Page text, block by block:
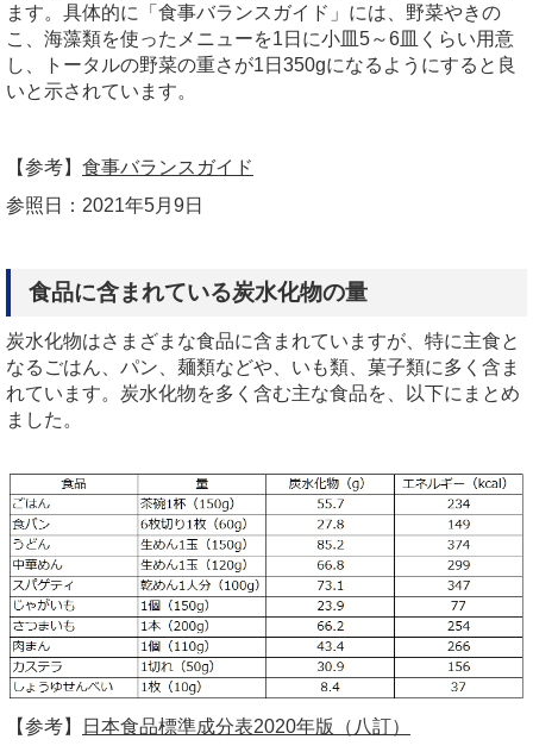
ます。具体的に「食事バランスガイド」には、野菜やきの
こ、海藻類を使ったメニューを1日に小皿5～6皿くらい用意
し、トータルの野菜の重さが1日350gになるようにすると良
いと示されています。
【参考】 食事バランスガイド
参照日：2021年5月9日
食品に含まれている炭水化物の量
炭水化物はさまざまな食品に含まれていますが、特に主食と
なるごはん、パン、麺類などや、いも類、菓子類に多く含ま
れています。炭水化物を多く含む主な食品を、以下にまとめ
ました。
【参考】
日本食品標準成分表2020年版（八訂）